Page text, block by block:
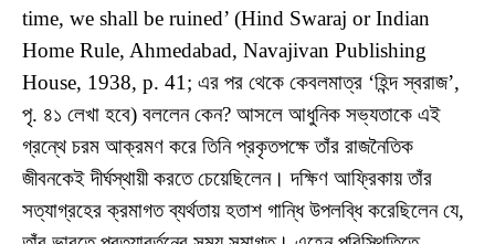
time, we shall be ruined’ (Hind Swaraj or Indian
Home Rule, Ahmedabad, Navajivan Publishing
House, 1938, p. 41; এর পর থেকে কেবলমাত্র ‘হিন্দ স্বরাজ’,
পৃ. ৪১ লেখা হবে) বললেন কেন? আসলে আধুনিক সভ্যতাকে এই
গ্রন্থে চরম আক্রমণ করে তিনি প্রকৃতপক্ষে তাঁর রাজনৈতিক
জীবনকেই দীর্ঘস্থায়ী করতে চেয়েছিলেন। দক্ষিণ আফ্রিকায় তাঁর
সত্যাগ্রহের ক্রমাগত ব্যর্থতায় হতাশ গান্ধি উপলব্ধি করেছিলেন যে,